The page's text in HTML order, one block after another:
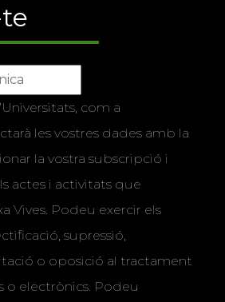
com a
les vostres dades amb la
la vostra subscripció i
actes i activitats que
Vives. Podeu exercir els
supressió,
o oposició al tractament
o electrònics. Podeu